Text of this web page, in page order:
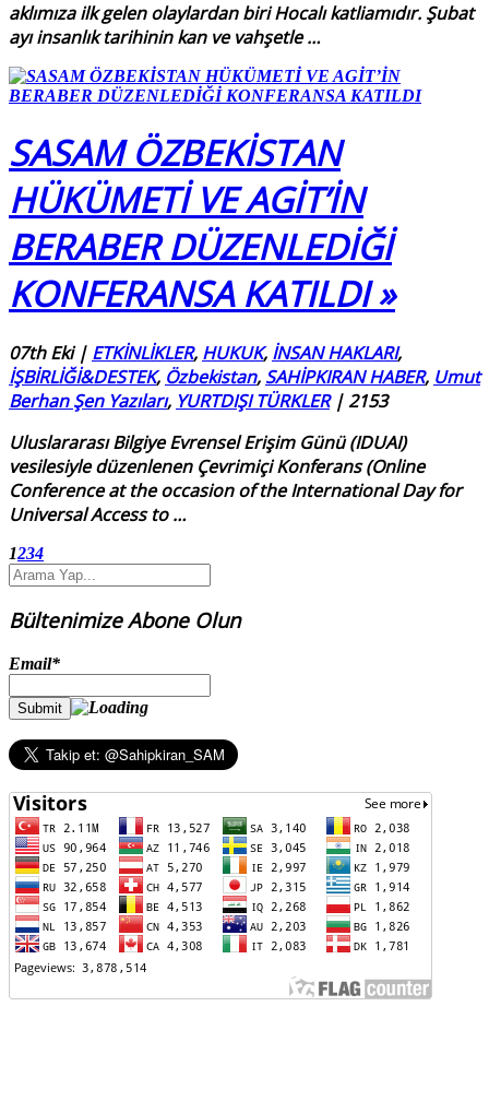
aklımıza ilk gelen olaylardan biri Hocalı katliamıdır. Şubat
ayı insanlık tarihinin kan ve vahşetle…
SASAM ÖZBEKİSTAN
HÜKÜMETİ VE AGİT’İN
BERABER DÜZENLEDİĞİ
KONFERANSA KATILDI »
07th Eki| ETKİNLİKLER, HUKUK, İNSAN HAKLARI,
İŞBİRLİĞİ&DESTEK, Özbekistan, SAHİPKIRAN HABER, Umut
Berhan Şen Yazıları, YURTDIŞI TÜRKLER|2153
Uluslararası Bilgiye Evrensel Erişim Günü (IDUAI)
vesilesiyle düzenlenen Çevrimiçi Konferans (Online
Conference at the occasion of the International Day for
Universal Access to…
1234
Bültenimize Abone Olun
Email*